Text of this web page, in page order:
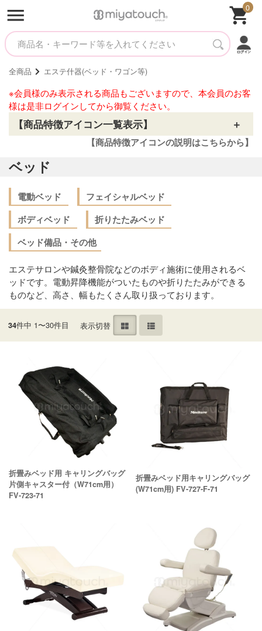
0
全商品 エステ什器(ベッド・ワゴン等)
※会員様のみ表示される商品もございますので、本会員のお客
様は是非ログインしてから御覧ください。
【商品特徴アイコン一覧表示】
【商品特徴アイコンの説明はこちらから】
ベッド
電動ベッド
フェイシャルベッド
ボディベッド
折りたたみベッド
ベッド備品・その他
エステサロンや鍼灸整骨院などのボディ施術に使用されるベ
ッドです。電動昇降機能がついたものや折りたたみができる
ものなど、高さ、幅もたくさん取り扱っております。
34件中 1〜30件目 表示切替
折畳みベッド用 キャリングバッグ
片側キャスター付（W71cm用）
FV-723-71
折畳みベッド用キャリングバッグ
(W71cm用) FV-727-F-71